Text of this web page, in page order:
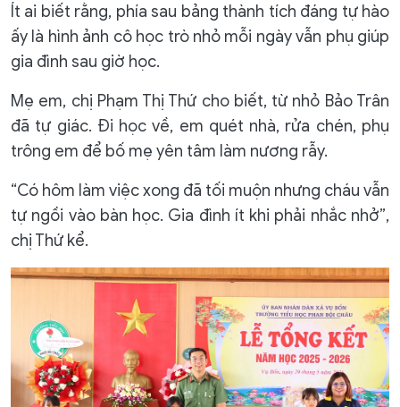
Ít ai biết rằng, phía sau bảng thành tích đáng tự hào
ấy là hình ảnh cô học trò nhỏ mỗi ngày vẫn phụ giúp
gia đình sau giờ học.
Mẹ em, chị Phạm Thị Thứ cho biết, từ nhỏ Bảo Trân
đã tự giác. Đi học về, em quét nhà, rửa chén, phụ
trông em để bố mẹ yên tâm làm nương rẫy.
“Có hôm làm việc xong đã tối muộn nhưng cháu vẫn
tự ngồi vào bàn học. Gia đình ít khi phải nhắc nhở”,
chị Thứ kể.